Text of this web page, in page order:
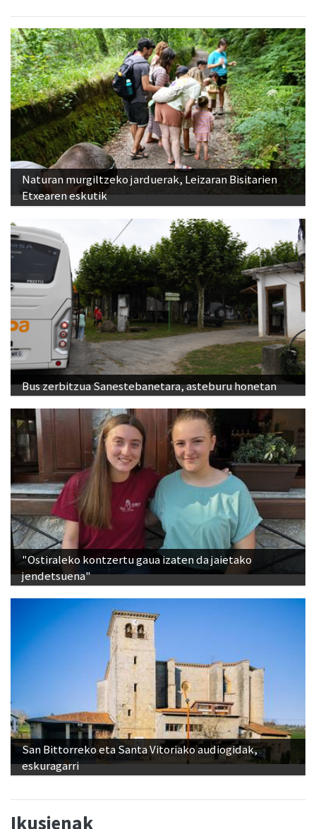
Naturan murgiltzeko jarduerak, Leizaran Bisitarien
Etxearen eskutik
Bus zerbitzua Sanestebanetara, asteburu honetan
"Ostiraleko kontzertu gaua izaten da jaietako
jendetsuena"
San Bittorreko eta Santa Vitoriako audiogidak,
eskuragarri